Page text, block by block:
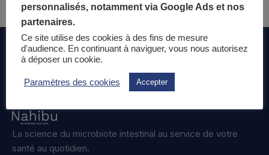
La science du microbiote intestinal au service de votre
santé au quotidien.
personnalisés, notamment via Google Ads et nos
partenaires.
Ce site utilise des cookies à des fins de mesure
d'audience. En continuant à naviguer, vous nous autorisez
à déposer un cookie.
Paramètres des cookies Accepter